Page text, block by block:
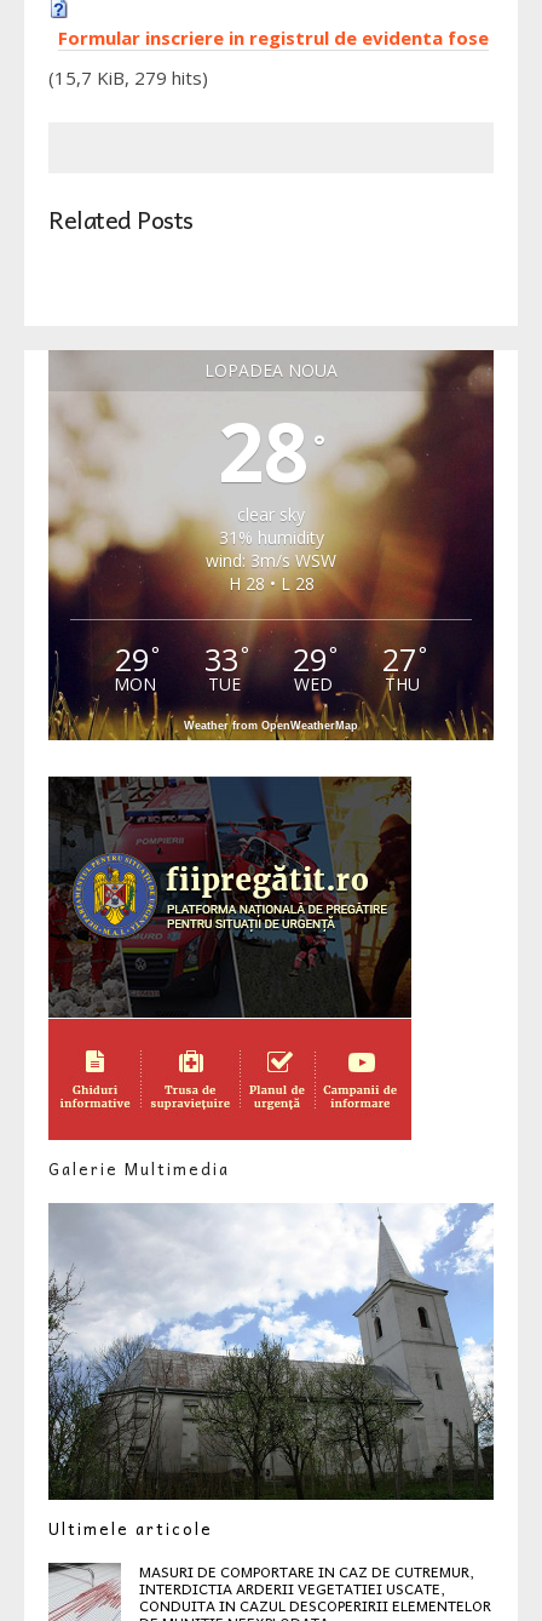
Formular inscriere in registrul de evidenta fose
(15,7 KiB, 279 hits)
Related Posts
LOPADEA NOUA
28°
clear sky
31% humidity
wind: 3m/s WSW
H 28 • L 28
29°
MON
33°
TUE
29°
WED
27°
THU
Weather from OpenWeatherMap
Galerie Multimedia
Ultimele articole
MASURI DE COMPORTARE IN CAZ DE CUTREMUR,
INTERDICTIA ARDERII VEGETATIEI USCATE,
CONDUITA IN CAZUL DESCOPERIRII ELEMENTELOR